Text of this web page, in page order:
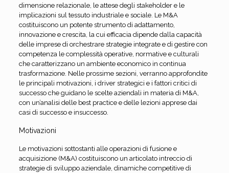
dimensione relazionale, le attese degli stakeholder e le
implicazioni sul tessuto industriale e sociale. Le M&A
costituiscono un potente strumento di adattamento,
innovazione e crescita, la cui efficacia dipende dalla capacità
delle imprese di orchestrare strategie integrate e di gestire con
competenza le complessità operative, normative e culturali
che caratterizzano un ambiente economico in continua
trasformazione. Nelle prossime sezioni, verranno approfondite
le principali motivazioni, i driver strategici e i fattori critici di
successo che guidano le scelte aziendali in materia di M&A,
con un’analisi delle best practice e delle lezioni apprese dai
casi di successo e insuccesso.
Motivazioni
Le motivazioni sottostanti alle operazioni di fusione e
acquisizione (M&A) costituiscono un articolato intreccio di
strategie di sviluppo aziendale, dinamiche competitive di